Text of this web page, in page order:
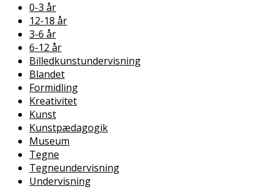
0-3 år
12-18 år
3-6 år
6-12 år
Billedkunstundervisning
Blandet
Formidling
Kreativitet
Kunst
Kunstpædagogik
Museum
Tegne
Tegneundervisning
Undervisning